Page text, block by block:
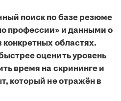
поиск по базе резюме
профессии» и данными о
областях.
оценить уровень
время на скрининге и
который не отражён в